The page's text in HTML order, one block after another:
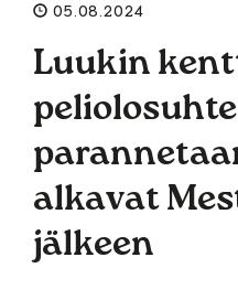
05.08.2024
Luukin
alkavat
jälkeen